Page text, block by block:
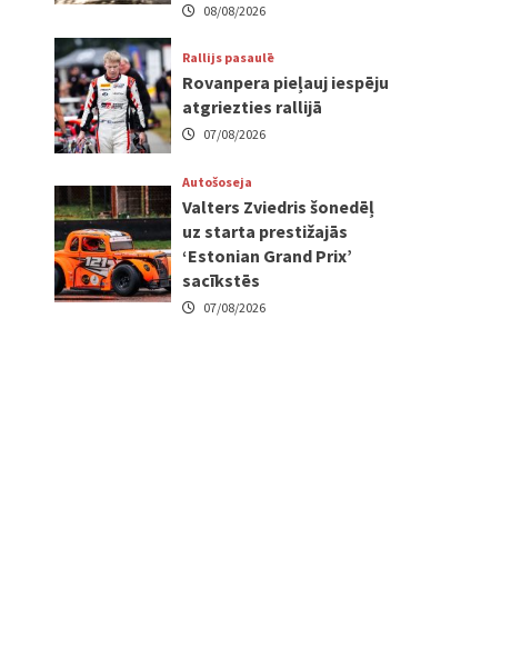
08/08/2026
Rallijs pasaulē
Rovanpera pieļauj iespēju
atgriezties rallijā
07/08/2026
Autošoseja
Valters Zviedris šonedēļ
uz starta prestižajās
‘Estonian Grand Prix’
sacīkstēs
07/08/2026